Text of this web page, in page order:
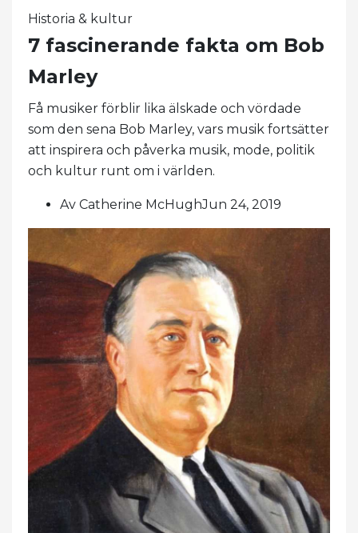
Historia & kultur
7 fascinerande fakta om Bob
Marley
Få musiker förblir lika älskade och vördade
som den sena Bob Marley, vars musik fortsätter
att inspirera och påverka musik, mode, politik
och kultur runt om i världen.
Av Catherine McHughJun 24, 2019